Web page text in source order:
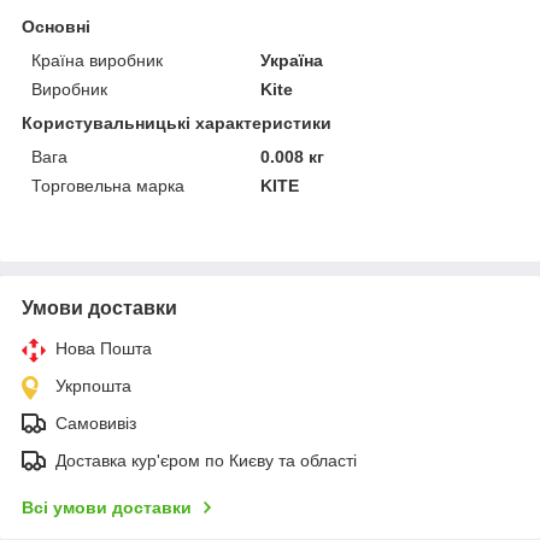
Основні
Країна виробник
Україна
Виробник
Kite
Користувальницькі характеристики
Вага
0.008 кг
Торговельна марка
KITE
Умови доставки
Нова Пошта
Укрпошта
Самовивіз
Доставка кур'єром по Києву та області
Всі умови доставки